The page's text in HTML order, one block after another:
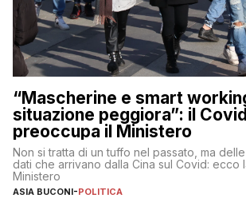
“Mascherine e smart
situazione peggiora”: il
preoccupa il Ministero
Non si tratta di un tuffo nel passato, ma
dati che arrivano dalla Cina sul Covid: ecco
Ministero
ASIA BUCONI-POLITICA